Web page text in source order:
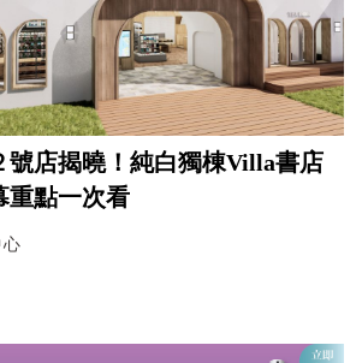
號店揭曉！純白獨棟Villa書店
重點一次看